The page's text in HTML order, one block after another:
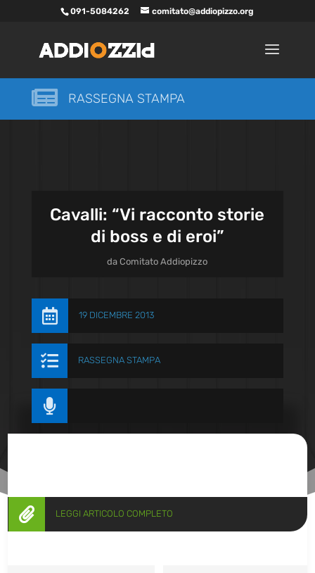
091-5084262 comitato@addiopizzo.org
 RASSEGNA STAMPA
Cavalli: “Vi racconto storie
di boss e di eroi”
daComitato Addiopizzo
 19 DICEMBRE 2013
 RASSEGNA STAMPA

 LEGGI ARTICOLO COMPLETO